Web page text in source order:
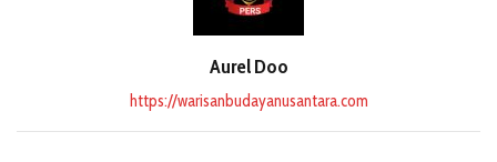
Aurel Doo
https://warisanbudayanusantara.com